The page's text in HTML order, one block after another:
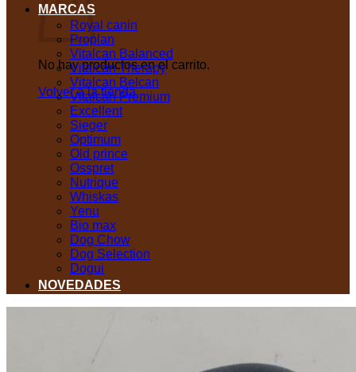
No hay productos en el carrito.
Volver a la tienda
MARCAS
Royal canin
Proplan
Vitalcan Balanced
Vitalcan Therapy
Vitalcan Belcan
Vitalcan Premium
Excellent
Sieger
Optimum
Old prince
Osspret
Nutrique
Whiskas
Yenu
Bio max
Dog Chow
Dog Selection
Dogui
NOVEDADES